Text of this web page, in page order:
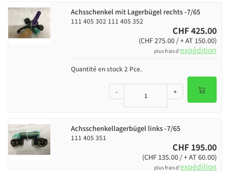
Achsschenkel mit Lagerbügel rechts -7/65
111 405 302 111 405 352
CHF 425.00
(CHF 275.00 / + AT 150.00)
plus frais d'expédition
Quantité en stock 2 Pce.
- +
Achsschenkellagerbügel links -7/65
111 405 351
CHF 195.00
(CHF 135.00 / + AT 60.00)
plus frais d'expédition